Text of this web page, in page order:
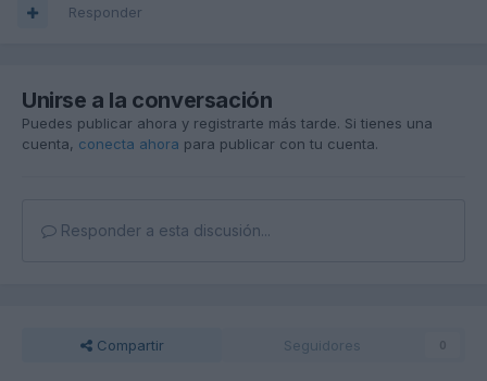
Responder
Unirse a la conversación
Puedes publicar ahora y registrarte más tarde. Si tienes una
cuenta, conecta ahora para publicar con tu cuenta.
Responder a esta discusión...
Compartir Seguidores 0